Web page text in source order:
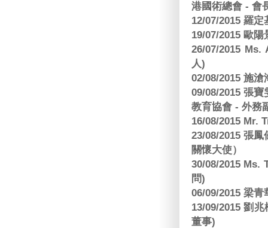
港國術總會 - 會
12/07/2015 羅
19/07/2015 歐
26/07/2015
人)
02/08/2015 施
09/08/2015 張
教育協會 - 外務
16/08/2015 Mr.
23/08/2015 張
關懷大使）
30/08/2015 Ms.
問)
06/09/2015 梁
13/09/2015 劉
董事)